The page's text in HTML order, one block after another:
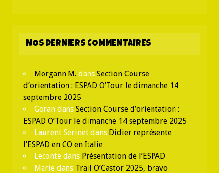
NOS DERNIERS COMMENTAIRES
Morgann M. dans Section Course
d’orientation : ESPAD O’Tour le dimanche 14
septembre 2025
Goran dans Section Course d’orientation :
ESPAD O’Tour le dimanche 14 septembre 2025
Laurent Serinet dans Didier représente
l’ESPAD en CO en Italie
Leconte dans Présentation de l’ESPAD
Marie dans Trail O’Castor 2025, bravo